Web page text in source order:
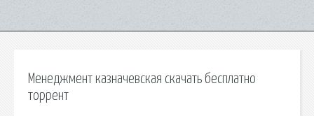
Менеджмент казначевская скачать бесплатно
торрент